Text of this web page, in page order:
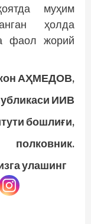
муҳим
ҳолда
фаол жорий
АҲМЕДОВ,
ИИВ
бошлиғи,
полковник.
улашинг